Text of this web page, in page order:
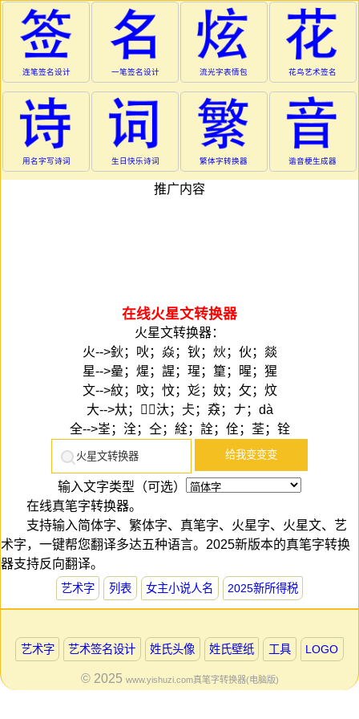
连笔签名设计 一笔签名设计 流光字表情包 花鸟艺术签名
用名字写诗词 生日快乐诗词 繁体字转换器 谐音梗生成器
推广内容
在线火星文转换器
火星文转换器：
火-->鈥；吙；焱；钬；炏；伙；燚
星-->曐；煋；謃；瑆；篂；暒；猩
文-->紋；呅；忟；彣；妏；攵；炆
大-->夶；；汏；仧；猋；ナ；dà
全-->峑；洤；仝；絟；詮；佺；荃；铨
输入文字类型（可选）
在线真笔字转换器。
支持输入简体字、繁体字、真笔字、火星字、火星文、艺
术字，一键帮您翻译多达五种语言。2025新版本的真笔字转换
器支持反向翻译。
艺术字 列表 女主小说人名 2025新所得税
艺术字 艺术签名设计 姓氏头像 姓氏壁纸 工具 LOGO
© 2025 www.yishuzi.com真笔字转换器(电脑版)